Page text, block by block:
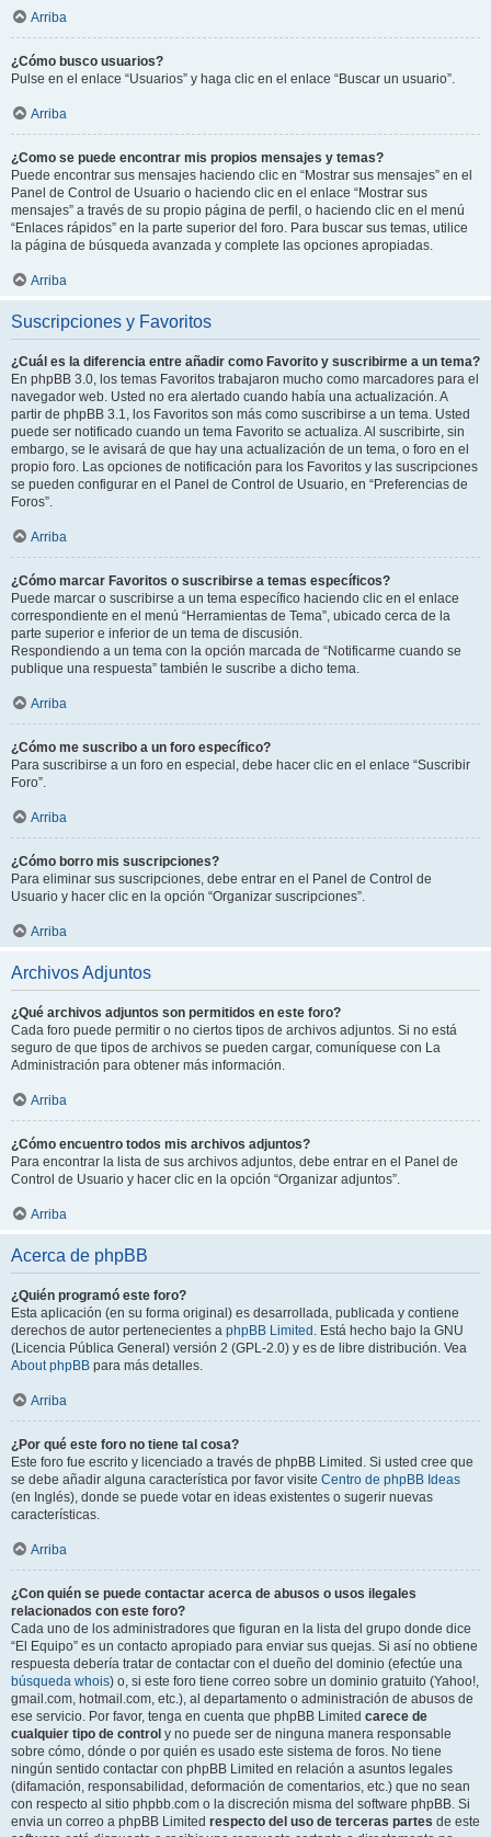
Arriba
¿Cómo busco usuarios?
Pulse en el enlace “Usuarios” y haga clic en el enlace “Buscar un usuario”.
Arriba
¿Como se puede encontrar mis propios mensajes y temas?
Puede encontrar sus mensajes haciendo clic en “Mostrar sus mensajes” en el
Panel de Control de Usuario o haciendo clic en el enlace “Mostrar sus
mensajes” a través de su propio página de perfil, o haciendo clic en el menú
“Enlaces rápidos” en la parte superior del foro. Para buscar sus temas, utilice
la página de búsqueda avanzada y complete las opciones apropiadas.
Arriba
Suscripciones y Favoritos
¿Cuál es la diferencia entre añadir como Favorito y suscribirme a un tema?
En phpBB 3.0, los temas Favoritos trabajaron mucho como marcadores para el
navegador web. Usted no era alertado cuando había una actualización. A
partir de phpBB 3.1, los Favoritos son más como suscribirse a un tema. Usted
puede ser notificado cuando un tema Favorito se actualiza. Al suscribirte, sin
embargo, se le avisará de que hay una actualización de un tema, o foro en el
propio foro. Las opciones de notificación para los Favoritos y las suscripciones
se pueden configurar en el Panel de Control de Usuario, en “Preferencias de
Foros”.
Arriba
¿Cómo marcar Favoritos o suscribirse a temas específicos?
Puede marcar o suscribirse a un tema específico haciendo clic en el enlace
correspondiente en el menú “Herramientas de Tema”, ubicado cerca de la
parte superior e inferior de un tema de discusión.
Respondiendo a un tema con la opción marcada de “Notificarme cuando se
publique una respuesta” también le suscribe a dicho tema.
Arriba
¿Cómo me suscribo a un foro específico?
Para suscribirse a un foro en especial, debe hacer clic en el enlace “Suscribir
Foro”.
Arriba
¿Cómo borro mis suscripciones?
Para eliminar sus suscripciones, debe entrar en el Panel de Control de
Usuario y hacer clic en la opción “Organizar suscripciones”.
Arriba
Archivos Adjuntos
¿Qué archivos adjuntos son permitidos en este foro?
Cada foro puede permitir o no ciertos tipos de archivos adjuntos. Si no está
seguro de que tipos de archivos se pueden cargar, comuníquese con La
Administración para obtener más información.
Arriba
¿Cómo encuentro todos mis archivos adjuntos?
Para encontrar la lista de sus archivos adjuntos, debe entrar en el Panel de
Control de Usuario y hacer clic en la opción “Organizar adjuntos”.
Arriba
Acerca de phpBB
¿Quién programó este foro?
Esta aplicación (en su forma original) es desarrollada, publicada y contiene
derechos de autor pertenecientes a phpBB Limited . Está hecho bajo la GNU
(Licencia Pública General) versión 2 (GPL-2.0) y es de libre distribución. Vea
About phpBB para más detalles.
Arriba
¿Por qué este foro no tiene tal cosa?
Este foro fue escrito y licenciado a través de phpBB Limited. Si usted cree que
se debe añadir alguna característica por favor visite Centro de phpBB Ideas
(en Inglés), donde se puede votar en ideas existentes o sugerir nuevas
características.
Arriba
¿Con quién se puede contactar acerca de abusos o usos ilegales
relacionados con este foro?
Cada uno de los administradores que figuran en la lista del grupo donde dice
“El Equipo” es un contacto apropiado para enviar sus quejas. Si así no obtiene
respuesta debería tratar de contactar con el dueño del dominio (efectúe una
búsqueda whois) o, si este foro tiene correo sobre un dominio gratuito (Yahoo!,
gmail.com, hotmail.com, etc.), al departamento o administración de abusos de
ese servicio. Por favor, tenga en cuenta que phpBB Limited carece de
cualquier tipo de control y no puede ser de ninguna manera responsable
sobre cómo, dónde o por quién es usado este sistema de foros. No tiene
ningún sentido contactar con phpBB Limited en relación a asuntos legales
(difamación, responsabilidad, deformación de comentarios, etc.) que no sean
con respecto al sitio phpbb.com o la discreción misma del software phpBB. Si
envia un correo a phpBB Limited respecto del uso de terceras partes de este